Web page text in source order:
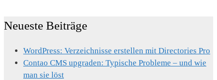
Neueste Beiträge
WordPress: Verzeichnisse erstellen mit Directories Pro
Contao CMS upgraden: Typische Probleme – und wie
man sie löst